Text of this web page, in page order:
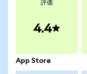
評価
4.4
App Store